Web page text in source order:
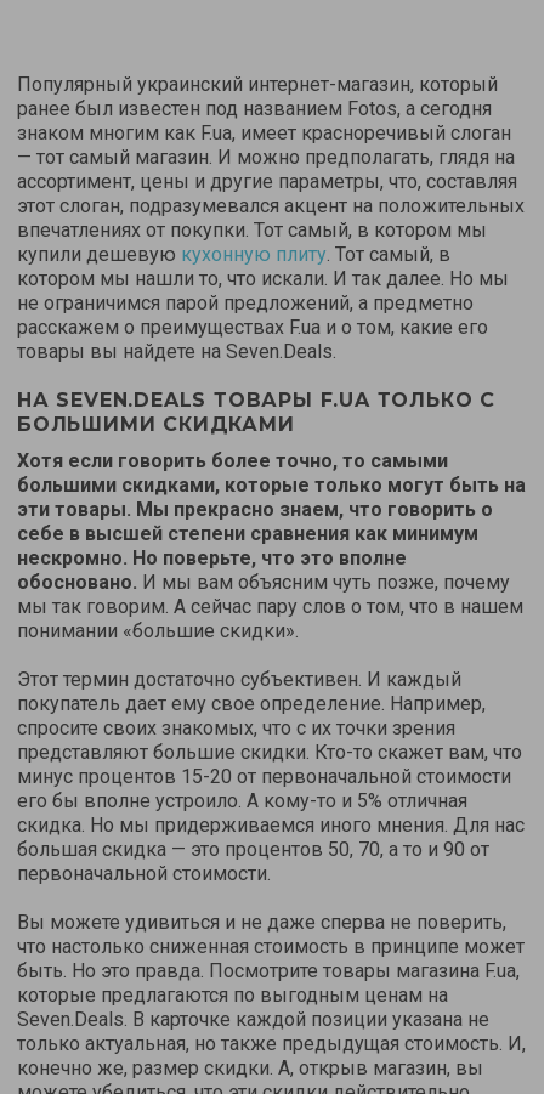
Популярный украинский интернет-магазин, который
ранее был известен под названием Fotos, а сегодня
знаком многим как F.ua, имеет красноречивый слоган
— тот самый магазин. И можно предполагать, глядя на
ассортимент, цены и другие параметры, что, составляя
этот слоган, подразумевался акцент на положительных
впечатлениях от покупки. Тот самый, в котором мы
купили дешевую кухонную плиту. Тот самый, в
котором мы нашли то, что искали. И так далее. Но мы
не ограничимся парой предложений, а предметно
расскажем о преимуществах F.ua и о том, какие его
товары вы найдете на Seven.Deals.
НА SEVEN.DEALS ТОВАРЫ F.UA ТОЛЬКО С
БОЛЬШИМИ СКИДКАМИ
Хотя если говорить более точно, то самыми
большими скидками, которые только могут быть на
эти товары. Мы прекрасно знаем, что говорить о
себе в высшей степени сравнения как минимум
нескромно. Но поверьте, что это вполне
обосновано. И мы вам объясним чуть позже, почему
мы так говорим. А сейчас пару слов о том, что в нашем
понимании «большие скидки».
Этот термин достаточно субъективен. И каждый
покупатель дает ему свое определение. Например,
спросите своих знакомых, что с их точки зрения
представляют большие скидки. Кто-то скажет вам, что
минус процентов 15-20 от первоначальной стоимости
его бы вполне устроило. А кому-то и 5% отличная
скидка. Но мы придерживаемся иного мнения. Для нас
большая скидка — это процентов 50, 70, а то и 90 от
первоначальной стоимости.
Вы можете удивиться и не даже сперва не поверить,
что настолько сниженная стоимость в принципе может
быть. Но это правда. Посмотрите товары магазина F.ua,
которые предлагаются по выгодным ценам на
Seven.Deals. В карточке каждой позиции указана не
только актуальная, но также предыдущая стоимость. И,
конечно же, размер скидки. А, открыв магазин, вы